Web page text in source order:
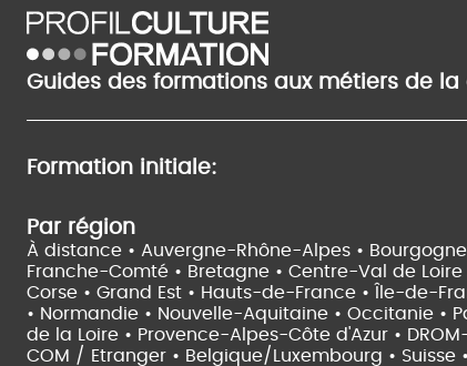
Guides des formations aux métiers de
Formation initiale:
Par région
À distance • Auvergne-Rhône-Alpes •
Franche-Comté • Bretagne • Centre-Val de Loire
Corse • Grand Est • Hauts-de-France • Île-de-
• Normandie • Nouvelle-Aquitaine • Occitanie •
de la Loire • Provence-Alpes-Côte d'Azur •
COM / Etranger • Belgique/Luxembourg • Suisse •